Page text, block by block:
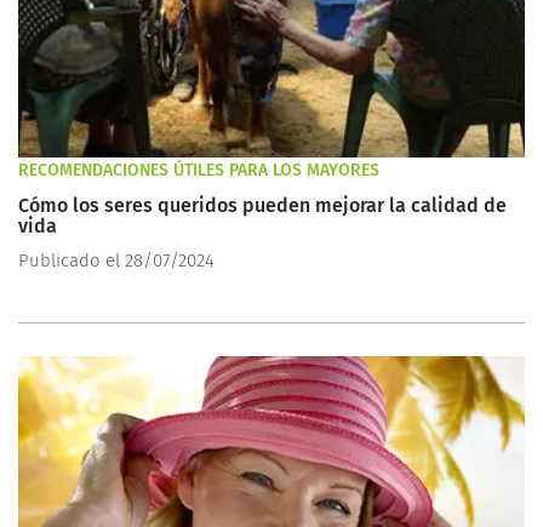
RECOMENDACIONES ÚTILES PARA LOS MAYORES
Cómo los seres queridos pueden mejorar la calidad de
vida
Publicado el 28/07/2024